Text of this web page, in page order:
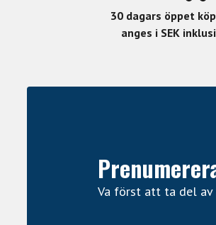
30 dagars öppet
anges i SEK
Va först att ta del av